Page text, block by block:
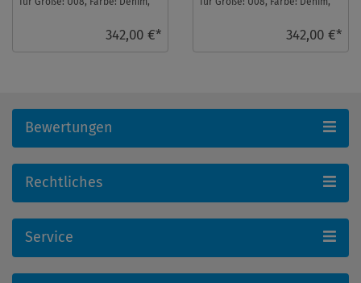
342,00 €* 342,00 €*
Bewertungen
Rechtliches
Service